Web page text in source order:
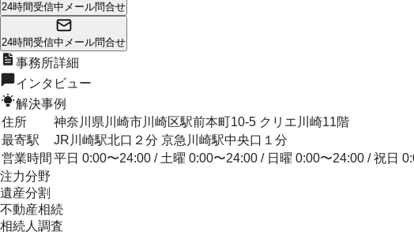
24時間受信中 メール問合せ
24時間受信中 メール問合せ
事務所詳細
インタビュー
解決事例
住所
神奈川県川崎市川崎区駅前本町10-5 クリエ川崎11階
最寄駅
JR川崎駅北口２分 京急川崎駅中央口１分
営業時間 平日 0:00〜24:00 / 土曜 0:00〜24:00 / 日曜 0:00〜24:00 / 祝日
注力分野
遺産分割
不動産相続
相続人調査